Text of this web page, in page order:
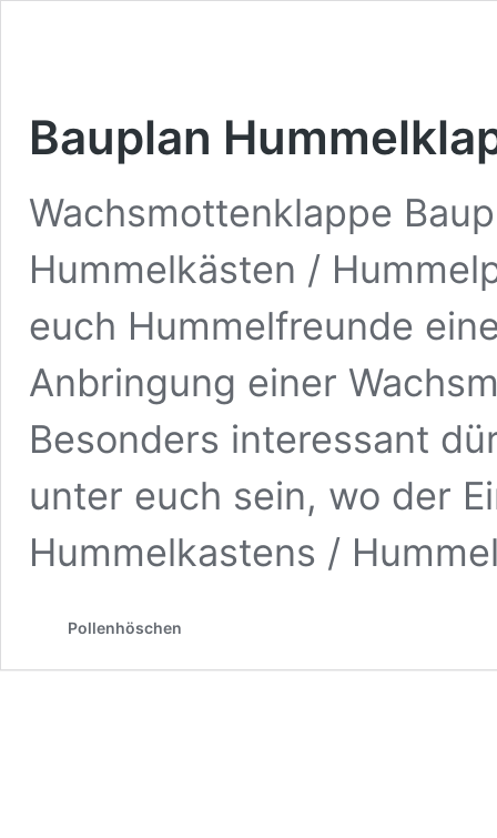
Bauplan
Wachsmottenklappe
Hummelkästen /
euch Hummelfreunde
Anbringung einer
Besonders interessant
unter euch sein, wo der
Hummelkastens /
Pollenhöschen